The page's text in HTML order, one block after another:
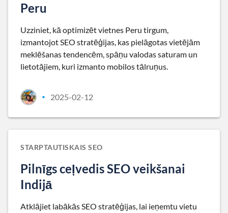
Peru
Uzziniet, kā optimizēt vietnes Peru tirgum,
izmantojot SEO stratēģijas, kas pielāgotas vietējām
meklēšanas tendencēm, spāņu valodas saturam un
lietotājiem, kuri izmanto mobilos tālruņus.
• 2025-02-12
STARPTAUTISKAIS SEO
Pilnīgs ceļvedis SEO veikšanai
Indijā
Atklājiet labākās SEO stratēģijas, lai ieņemtu vietu